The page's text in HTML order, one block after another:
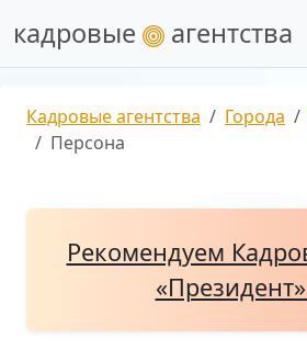
кадровые агентства
Кадровые агентства Города
Персона
Рекомендуем